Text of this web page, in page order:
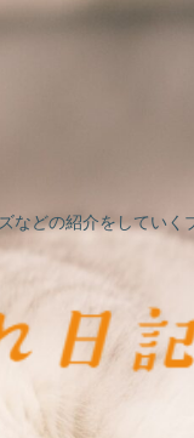
どの紹介をしていく